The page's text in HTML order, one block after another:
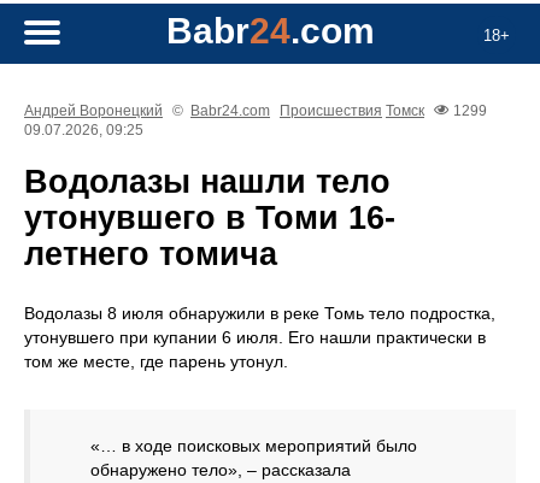
18+
Babr24.com
Андрей Воронецкий © Babr24.com Происшествия Томск
1299
09.07.2026, 09:25
Водолазы нашли тело
утонувшего в Томи 16-
летнего томича
Водолазы 8 июля обнаружили в реке Томь тело подростка,
утонувшего при купании 6 июля. Его нашли практически в
том же месте, где парень утонул.
«… в ходе поисковых мероприятий было
обнаружено тело», – рассказала